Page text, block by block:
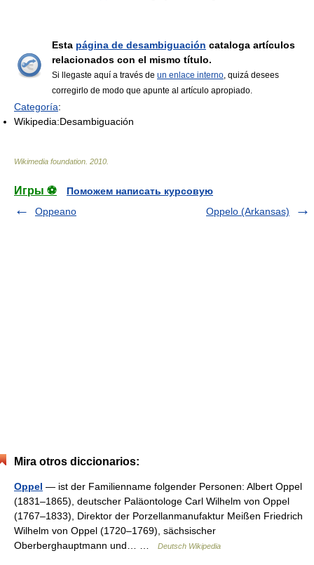
Esta página de desambiguación cataloga artículos
relacionados con el mismo título.
Si llegaste aquí a través de un enlace interno, quizá desees
corregirlo de modo que apunte al artículo apropiado.
Categoría:
Wikipedia:Desambiguación
Wikimedia foundation 2010
Игры ⚽
Поможем написать курсовую
Oppeano
Oppelo (Arkansas)
Mira otros diccionarios:
Oppel — ist der Familienname folgender Personen: Albert Oppel
(1831–1865), deutscher Paläontologe Carl Wilhelm von Oppel
(1767–1833), Direktor der Porzellanmanufaktur Meißen Friedrich
Wilhelm von Oppel (1720–1769), sächsischer
Oberberghauptmann und… …
Deutsch Wikipedia